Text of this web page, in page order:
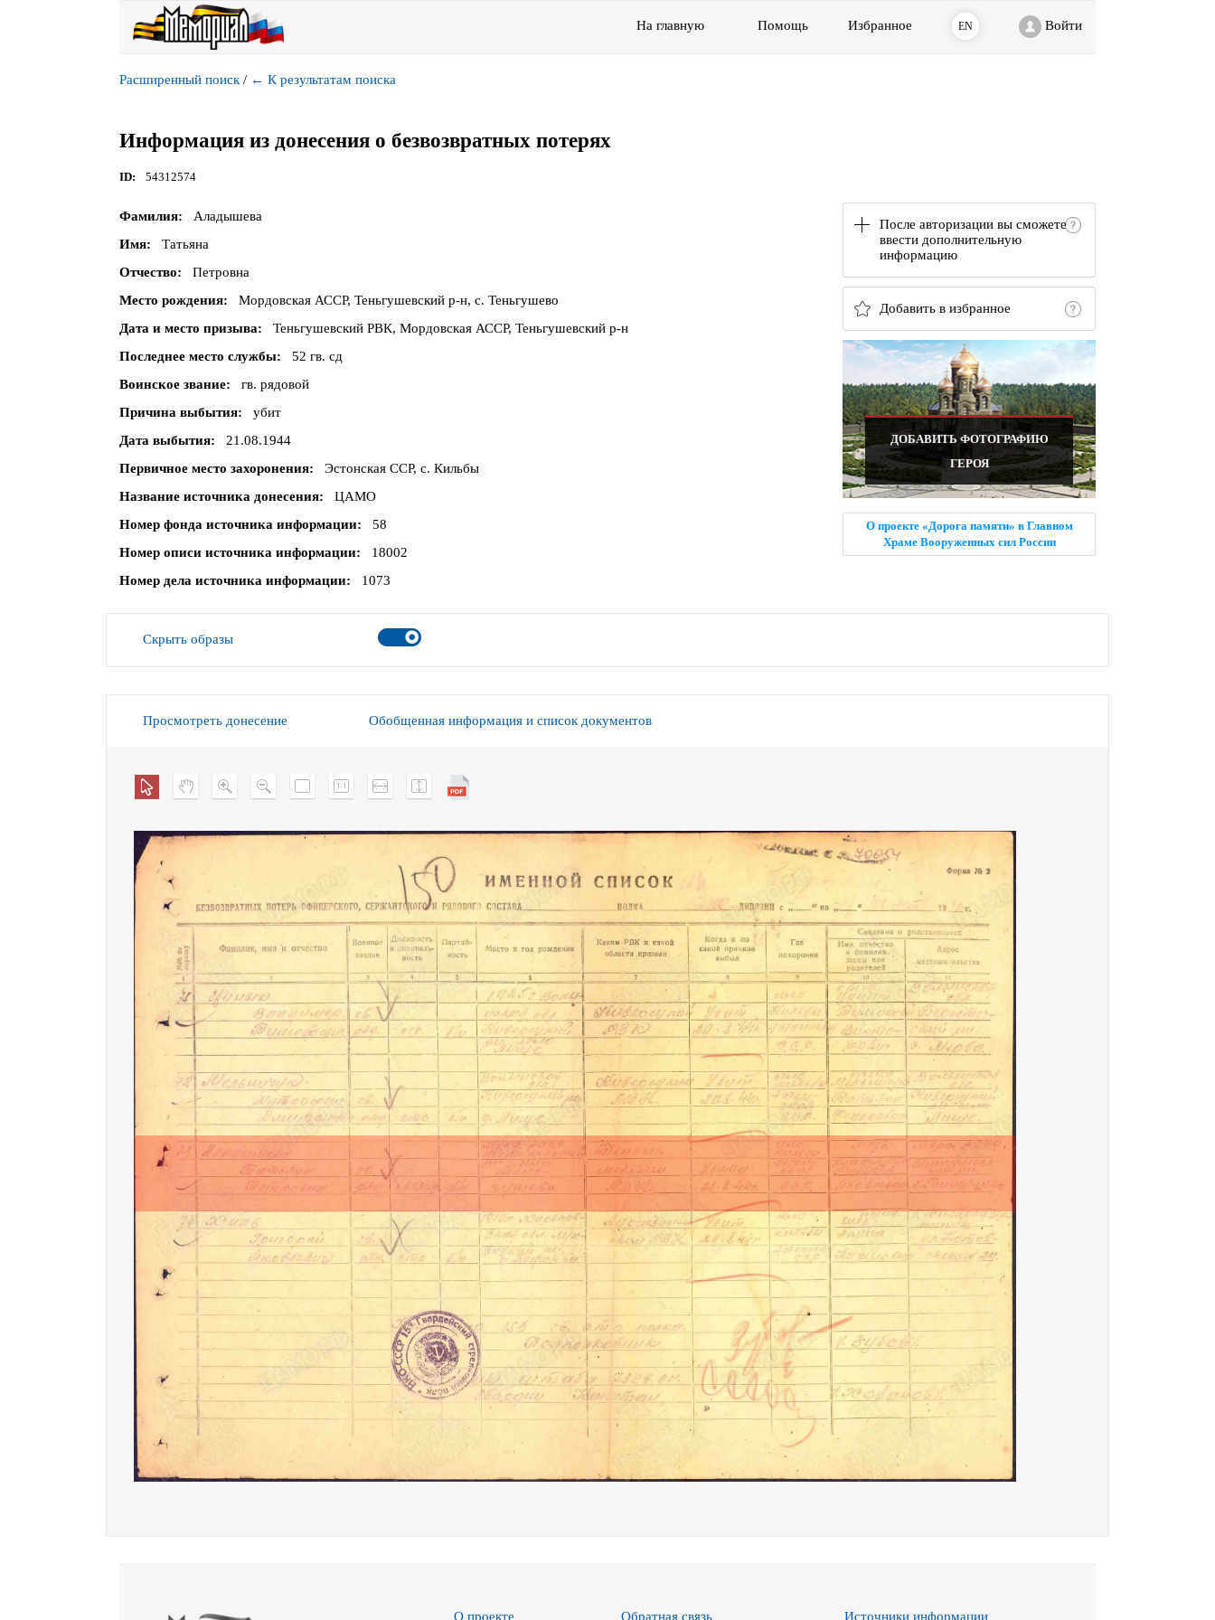
На главную Помощь Избранное EN Войти
Расширенный поиск / ← К результатам поиска
Информация из донесения о безвозвратных потерях
ID 54312574
После авторизации вы сможете
ввести дополнительную
информацию
Добавить в избранное
ДОБАВИТЬ ФОТОГРАФИЮ
ГЕРОЯ
О проекте «Дорога памяти» в Главном
Храме Вооруженных сил России
Фамилия
Аладышева
Имя
Татьяна
Отчество
Петровна
Место рождения
Мордовская АССР, Теньгушевский р-н, с. Теньгушево
Дата и место призыва
Теньгушевский РВК, Мордовская АССР, Теньгушевский р-н
Последнее место службы
52 гв. сд
Воинское звание
гв. рядовой
Причина выбытия
убит
Дата выбытия
21.08.1944
Первичное место захоронения
Эстонская ССР, с. Кильбы
Название источника донесения
ЦАМО
Номер фонда источника информации
58
Номер описи источника информации
18002
Номер дела источника информации
1073
Скрыть образы
Просмотреть донесение Обобщенная информация и список документов
О проекте Обратная связь Источники информации